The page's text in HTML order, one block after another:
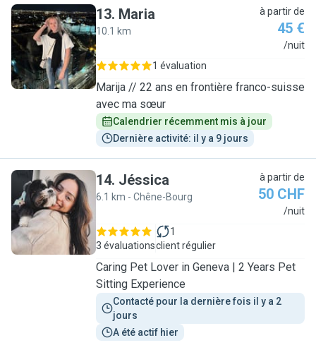
M
13. Maria
10.1 km
à partir de
45 €
/nuit
1 évaluation
Marija // 22 ans en frontière franco-suisse
avec ma sœur
Calendrier récemment mis à jour
Dernière activité: il y a 9 jours
J
14. Jéssica
6.1 km - Chêne-Bourg
à partir de
50 CHF
/nuit
3 évaluations
1
client régulier
Caring Pet Lover in Geneva | 2 Years Pet
Sitting Experience
Contacté pour la dernière fois il y a 2
jours
A été actif hier